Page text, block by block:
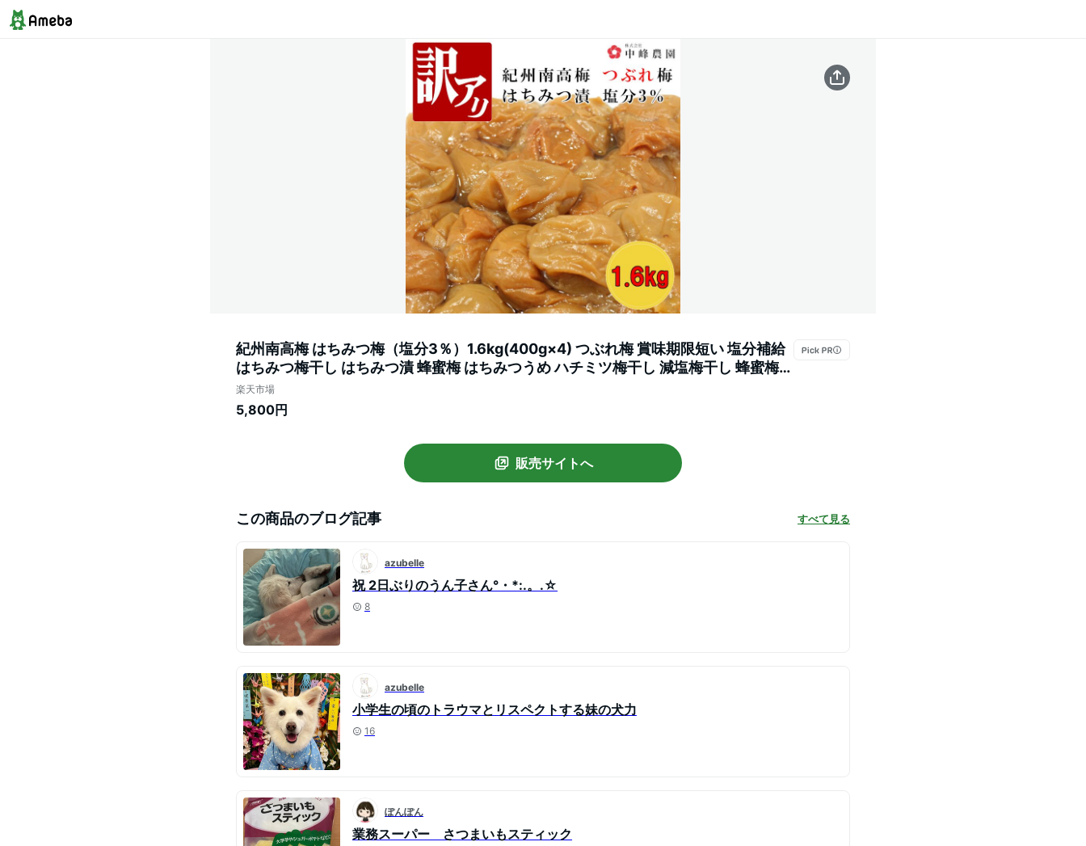
紀州南高梅 はちみつ梅（塩分3％）1.6kg(400g×4) つぶれ梅 賞味期限短い 塩分補給
はちみつ梅干し はちみつ漬 蜂蜜梅 はちみつうめ ハチミツ梅干し 減塩梅干し 蜂蜜梅干
し 紀州梅 南高梅 高級梅 梅 高級 お取り寄せ 送料無料
楽天市場
5,800円
販売サイトへ
この商品のブログ記事 すべて見る
azubelle
祝 2日ぶりのうん子さん°・*:.。.☆
8
azubelle
小学生の頃のトラウマとリスペクトする妹の犬力
16
ぽんぽん
業務スーパー さつまいもスティック